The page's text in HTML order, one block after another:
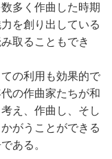
多く作曲した時期
を創り出している
取ることもでき
の利用も効果的で
の作曲家たちが和
え、作曲し、そし
がうことができる
ある。